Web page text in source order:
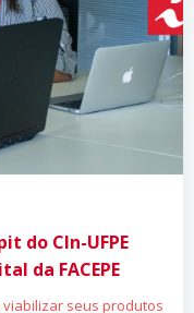
do CIn-UFPE
da FACEPE
viabilizar seus produtos